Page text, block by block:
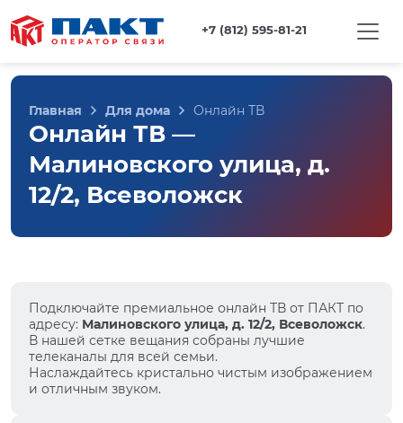
+7 (812) 595-81-21
Главная Для дома Онлайн ТВ
Онлайн ТВ —
Малиновского улица, д.
12/2, Всеволожск
Подключайте премиальное онлайн ТВ от ПАКТ по
адресу: Малиновского улица, д. 12/2, Всеволожск.
В нашей сетке вещания собраны лучшие
телеканалы для всей семьи.
Наслаждайтесь кристально чистым изображением
и отличным звуком.